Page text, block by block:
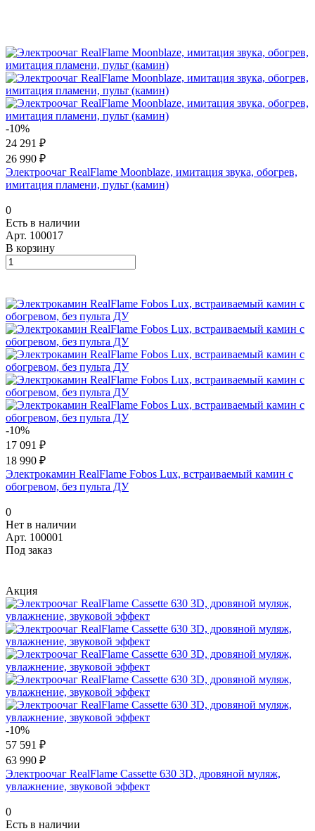
-10%
24 291 ₽
26 990 ₽
Электроочаг RealFlame Moonblaze, имитация звука, обогрев,
имитация пламени, пульт (камин)
0
Есть в наличии
Арт. 100017
В корзину
-10%
17 091 ₽
18 990 ₽
Электрокамин RealFlame Fobos Lux, встраиваемый камин с
обогревом, без пульта ДУ
0
Нет в наличии
Арт. 100001
Под заказ
Акция
-10%
57 591 ₽
63 990 ₽
Электроочаг RealFlame Cassette 630 3D, дровяной муляж,
увлажнение, звуковой эффект
0
Есть в наличии